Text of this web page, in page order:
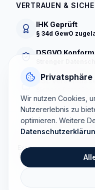
VERTRAUEN &
IHK Geprüft
§ 34d GewO
DSGVO Konform
SSL
©2026Tomas
Experten-Profil
Ratgeber
Situation
Privatsphäre
Wir nutzen Cookies,
Nutzererlebnis zu
optimieren. Weitere